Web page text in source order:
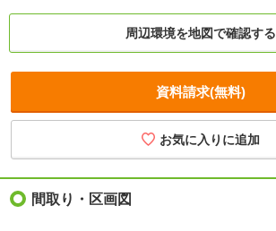
周辺環境を地図で確認する
資料請求(無料)
お気に入りに追加
間取り・区画図